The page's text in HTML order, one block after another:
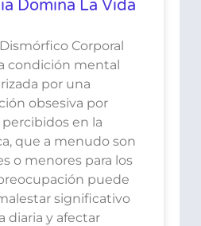
Domina La Vida
Corporal
condición mental
por una
obsesiva por
en la
que a menudo son
o menores para los
puede
significativo
diaria y afectar